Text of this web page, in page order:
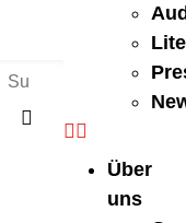
Über
uns